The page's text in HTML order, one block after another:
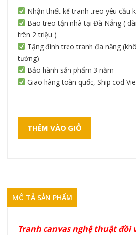
Nhận thiết kế tranh treo yêu cầu
Bao treo tận nhà tại Đà Nẵng (
trên 2 triệu )
Tặng đinh treo tranh đa năng
tường)
Bảo hành sản phẩm 3 năm
Giao hàng toàn quốc, Ship cod
THÊM VÀO GIỎ
MÔ TẢ SẢN PHẨM
Tranh canvas nghệ thuật đồi